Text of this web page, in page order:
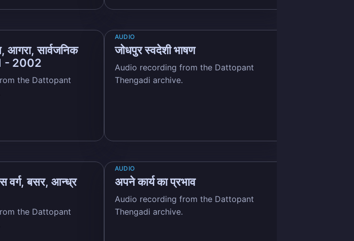
आगरा, सार्वजनिक
- 2002
the Dattopant
AUDIO
जोधपुर स्वदेशी भाषण
Audio recording from the Dattopant
Thengadi archive.
वर्ग, बसर, आन्ध्र
the Dattopant
AUDIO
अपने कार्य का प्रभाव
Audio recording from the Dattopant
Thengadi archive.
& greatest posts delivered
your inbox